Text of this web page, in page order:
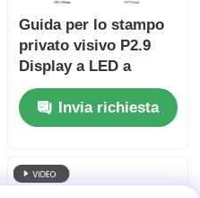
Guida per lo stampo
privato visivo P2.9
Display a LED a
noleggio interno
contro stampo
pubblico, armadio più
collizione
Invia richiesta